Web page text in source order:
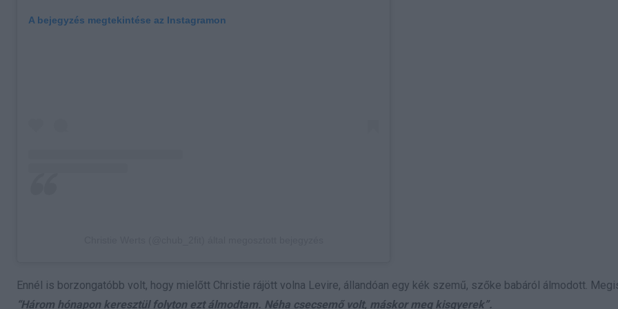
A bejegyzés megtekintése az Instagramon
Ennél is borzongatóbb volt, hogy mielőtt Christie rájött volna Levire, állandóan egy kék szemű, szőke babáról álmodott.
“Három hónapon keresztül folyton ezt álmodtam. Néha csecsemő volt, máskor meg kisgyerek”.